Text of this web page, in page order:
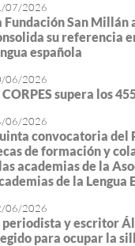
07/2026
Fundación San Millán
su referencia
española
06/2026
CORPES supera los
06/2026
convocatoria del
de formación y
academias de la
de la Lengua
06/2026
periodista y escritor
para ocupar la